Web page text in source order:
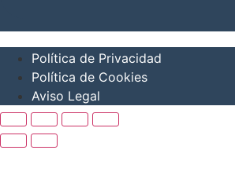
Política de Privacidad
Política de Cookies
Aviso Legal